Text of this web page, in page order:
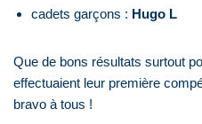
cadets garçons : Hugo L
Que de bons résultats surtout
effectuaient leur première
bravo à tous !